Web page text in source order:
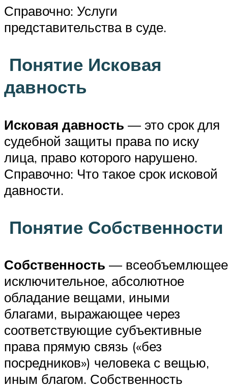
Справочно: Услуги
представительства в суде.
Понятие Исковая
давность
Исковая давность — это срок для
судебной защиты права по иску
лица, право которого нарушено.
Справочно: Что такое срок исковой
давности.
Понятие Собственности
Собственность —
исключительное, абсолютное
обладание вещами, иными
благами, выражающее через
соответствующие субъективные
права прямую связь («без
посредников») человека с вещью,
иным благом. Собственность